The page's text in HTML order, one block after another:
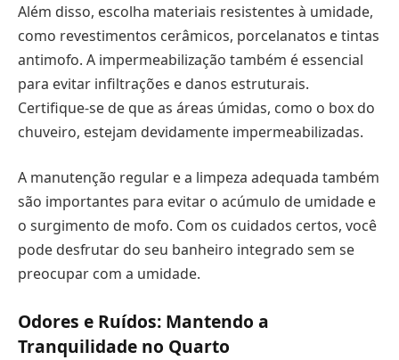
Além disso, escolha materiais resistentes à umidade,
como revestimentos cerâmicos, porcelanatos e tintas
antimofo. A impermeabilização também é essencial
para evitar infiltrações e danos estruturais.
Certifique-se de que as áreas úmidas, como o box do
chuveiro, estejam devidamente impermeabilizadas.
A manutenção regular e a limpeza adequada também
são importantes para evitar o acúmulo de umidade e
o surgimento de mofo. Com os cuidados certos, você
pode desfrutar do seu banheiro integrado sem se
preocupar com a umidade.
Odores e Ruídos: Mantendo a
Tranquilidade no Quarto